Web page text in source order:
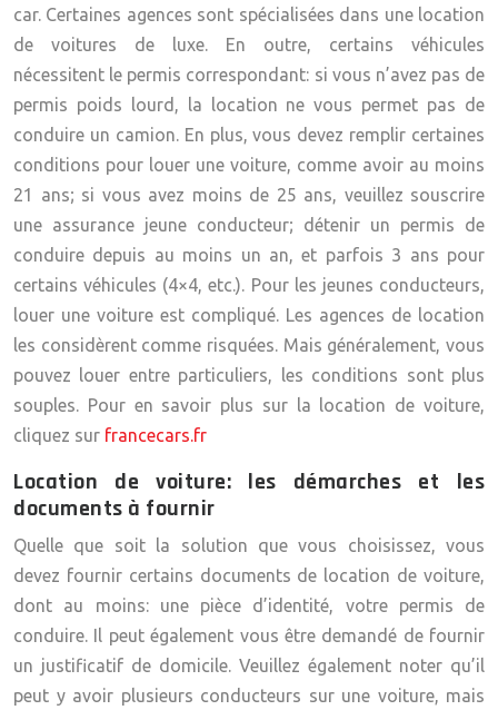
car. Certaines agences sont spécialisées dans une location
de voitures de luxe. En outre, certains véhicules
nécessitent le permis correspondant: si vous n’avez pas de
permis poids lourd, la location ne vous permet pas de
conduire un camion. En plus, vous devez remplir certaines
conditions pour louer une voiture, comme avoir au moins
21 ans; si vous avez moins de 25 ans, veuillez souscrire
une assurance jeune conducteur; détenir un permis de
conduire depuis au moins un an, et parfois 3 ans pour
certains véhicules (4×4, etc.). Pour les jeunes conducteurs,
louer une voiture est compliqué. Les agences de location
les considèrent comme risquées. Mais généralement, vous
pouvez louer entre particuliers, les conditions sont plus
souples. Pour en savoir plus sur la location de voiture,
cliquez sur francecars.fr
Location de voiture: les démarches et les
documents à fournir
Quelle que soit la solution que vous choisissez, vous
devez fournir certains documents de location de voiture,
dont au moins: une pièce d’identité, votre permis de
conduire. Il peut également vous être demandé de fournir
un justificatif de domicile. Veuillez également noter qu’il
peut y avoir plusieurs conducteurs sur une voiture, mais